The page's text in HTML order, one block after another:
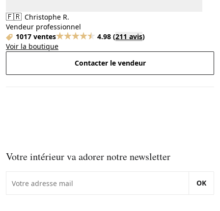
🇫🇷 Christophe R.
Vendeur professionnel
1017 ventes
4.98 (211 avis)
Voir la boutique
Contacter le vendeur
Votre intérieur va adorer notre newsletter
OK